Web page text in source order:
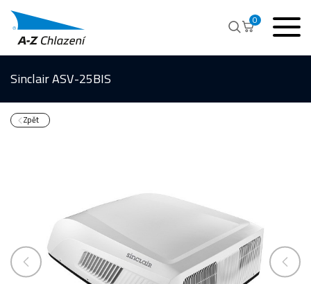
0
Sinclair ASV-25BIS
Zpět